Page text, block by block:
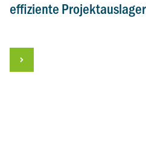
effiziente